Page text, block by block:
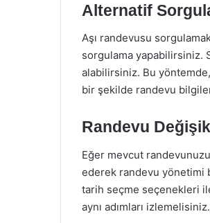
Alternatif
Aşı randevusu
sorgulama yapabilirsiniz.
alabilirsiniz. Bu
bir şekilde randevu
Randevu
Eğer mevcut
ederek randevu yönetimi
tarih seçme seçenekleri
aynı adımları izlemelisiniz.